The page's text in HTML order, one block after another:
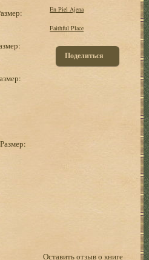
En Piel Ajena
Faithful Place
Поделиться
Оставить отзыв о книге